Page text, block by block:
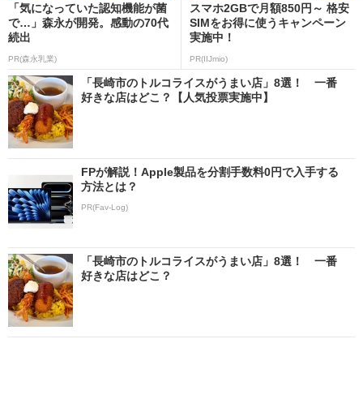
「気になっていた認知機能が菌
で…」森永が開発。感動の70代
続出
PR(森永乳業)
スマホ2GBで月額850円～ 格安
SIMをお得に使うキャンペーン
実施中！
PR(IIJmio)
「長崎市のトルコライスがうまい店」8選！ 一番
好きな店はどこ？【人気投票実施中】
FPが解説！Apple製品を分割手数料0円で入手する
方法とは？
PR(Fav-Log)
「長崎市のトルコライスがうまい店」8選！ 一番
好きな店はどこ？